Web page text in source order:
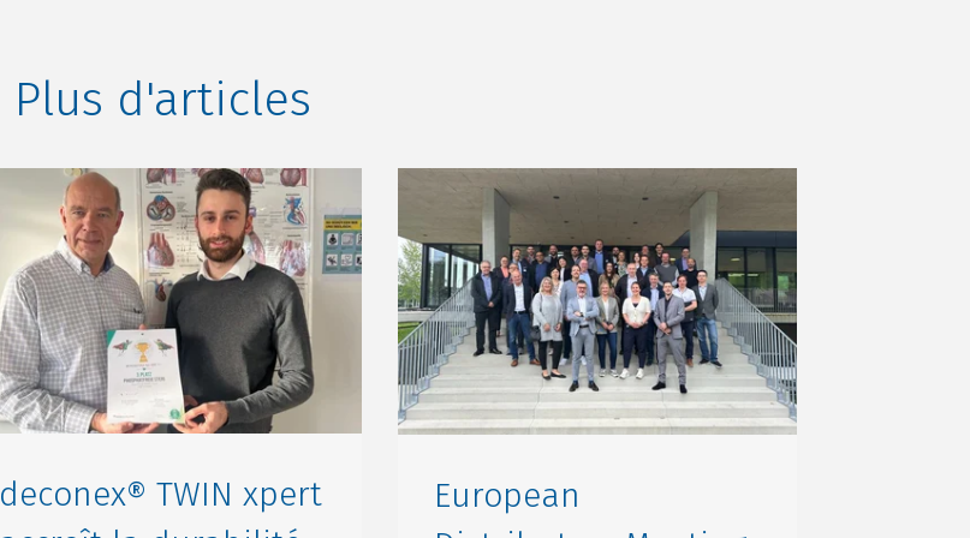
Plus d'articles
deconex® TWIN xpert
European